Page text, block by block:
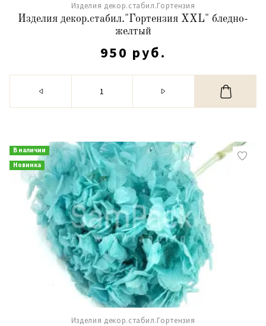
Изделия декор.стабил.Гортензия
Изделия декор.стабил."Гортензия XXL" бледно-
желтый
950 руб.
В наличии
Новинка
Изделия декор.стабил.Гортензия